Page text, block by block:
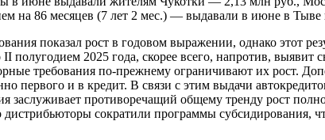
на 86 месяцев (7 лет 2 мес.) — выдавали в июне в
показал рост в годовом выражении, однако этот
II полугодием 2025 года, скорее всего, напротив,
требования по-прежнему ограничивают их рост.
первого и в кредит. В связи с этим выдачи
заслуживает противоречащий общему тренду рост
дистрибьюторы сократили программы